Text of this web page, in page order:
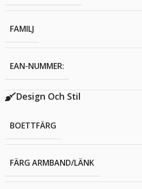
FAMILJ
EAN-NUMMER:
Design Och Stil
BOETTFÄRG
FÄRG ARMBAND/LÄNK